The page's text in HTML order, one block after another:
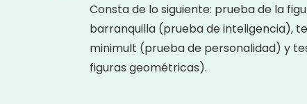
Consta de lo siguiente: prueba de la
barranquilla (prueba de inteligencia),
minimult (prueba de personalidad) y
figuras geométricas).